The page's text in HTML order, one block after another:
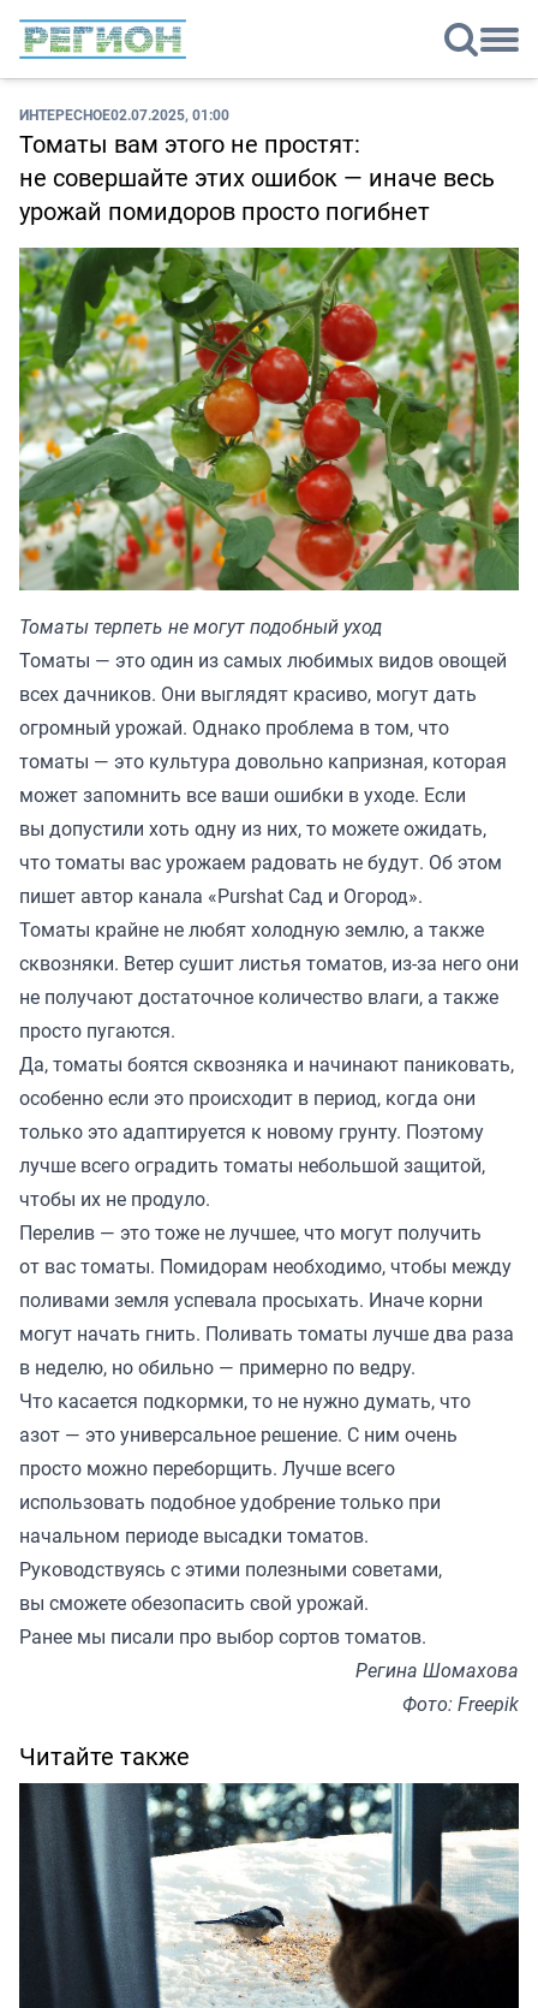
ИНТЕРЕСНОЕ02.07.2025, 01:00
Томаты вам этого не простят:
не совершайте этих ошибок — иначе весь
урожай помидоров просто погибнет
Томаты терпеть не могут подобный уход
Томаты — это один из самых любимых видов овощей
всех дачников. Они выглядят красиво, могут дать
огромный урожай. Однако проблема в том, что
томаты — это культура довольно капризная, которая
может запомнить все ваши ошибки в уходе. Если
вы допустили хоть одну из них, то можете ожидать,
что томаты вас урожаем радовать не будут. Об этом
пишет автор канала «Purshat Сад и Огород».
Томаты крайне не любят холодную землю, а также
сквозняки. Ветер сушит листья томатов, из-за него они
не получают достаточное количество влаги, а также
просто пугаются.
Да, томаты боятся сквозняка и начинают паниковать,
особенно если это происходит в период, когда они
только это адаптируется к новому грунту. Поэтому
лучше всего оградить томаты небольшой защитой,
чтобы их не продуло.
Перелив — это тоже не лучшее, что могут получить
от вас томаты. Помидорам необходимо, чтобы между
поливами земля успевала просыхать. Иначе корни
могут начать гнить. Поливать томаты лучше два раза
в неделю, но обильно — примерно по ведру.
Что касается подкормки, то не нужно думать, что
азот — это универсальное решение. С ним очень
просто можно переборщить. Лучше всего
использовать подобное удобрение только при
начальном периоде высадки томатов.
Руководствуясь с этими полезными советами,
вы сможете обезопасить свой урожай.
Ранее мы писали про выбор сортов томатов.
Регина Шомахова
Фото: Freepik
Читайте также